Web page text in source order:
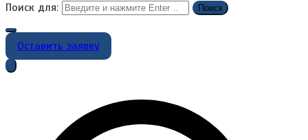
Поиск для:
Оставить заявку